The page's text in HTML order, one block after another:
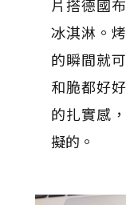
片搭德國
冰淇淋。
的瞬間就
和脆都好
的扎實感
擬的。